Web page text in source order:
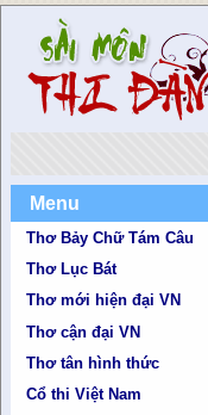
Menu
Thơ Bảy Chữ Tám Câu
Thơ Lục Bát
Thơ mới hiện đại VN
Thơ cận đại VN
Thơ tân hình thức
Cổ thi Việt Nam